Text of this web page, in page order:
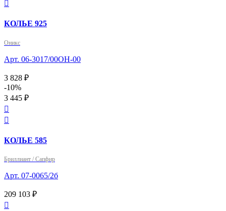

КОЛЬЕ 925
Оникс
Арт. 06-3017/00ОН-00
3 828 ₽
-10%
3 445 ₽


КОЛЬЕ 585
Бриллиант / Сапфир
Арт. 07-0065/2б
209 103 ₽
